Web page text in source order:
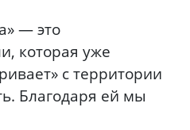
— это
которая уже
с территории
Благодаря ей мы